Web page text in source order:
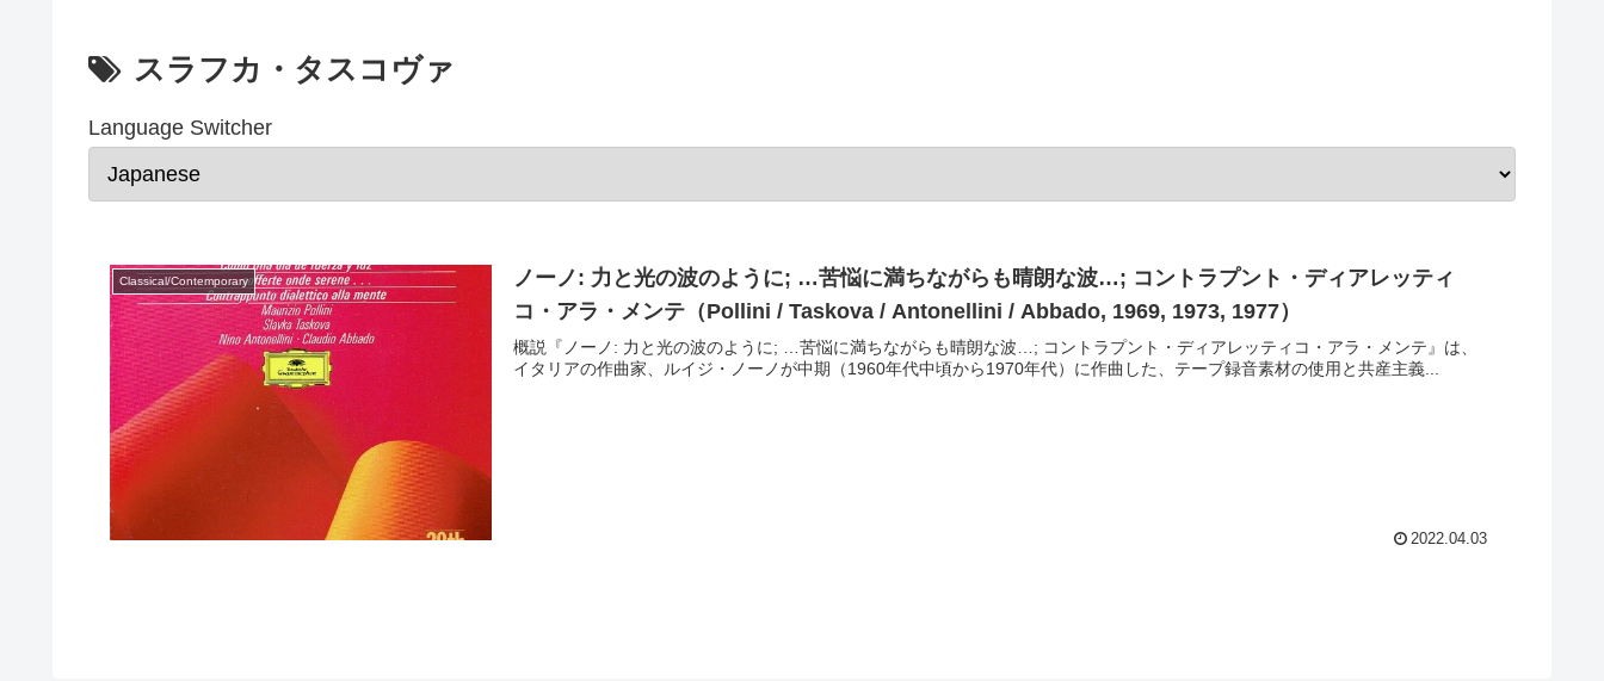
スラフカ・タスコヴァ
Language Switcher
Classical/Contemporary
ノーノ: 力と光の波のように; …苦悩に満ちながらも晴朗な波…; コントラプント・ディアレッティ
コ・アラ・メンテ（Pollini / Taskova / Antonellini / Abbado, 1969, 1973, 1977）
概説『ノーノ: 力と光の波のように; …苦悩に満ちながらも晴朗な波…; コントラプント・ディアレッティコ・アラ・メンテ』は、
イタリアの作曲家、ルイジ・ノーノが中期（1960年代中頃から1970年代）に作曲した、テープ録音素材の使用と共産主義...
2022.04.03